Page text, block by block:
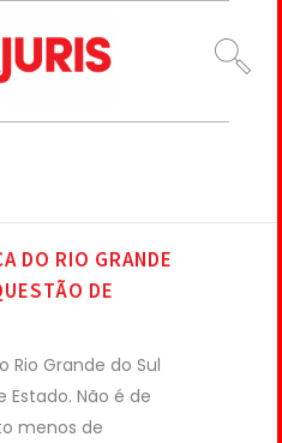
DO RIO GRANDE
DE
Rio Grande do Sul
Não é de
menos de